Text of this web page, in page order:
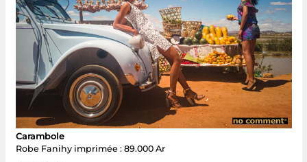
Carambole
Robe Fanihy imprimée : 89.000 Ar